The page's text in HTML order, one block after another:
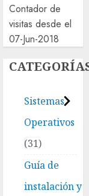
Contador de
visitas desde el
07-Jun-2018
Sistemas
Operativos
31
Guía de
instalación y